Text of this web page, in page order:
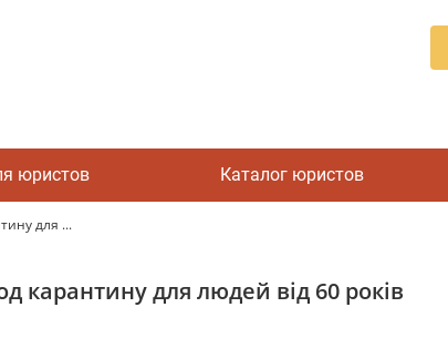
юристов Каталог юристов
для ...
карантину для людей від 60 років